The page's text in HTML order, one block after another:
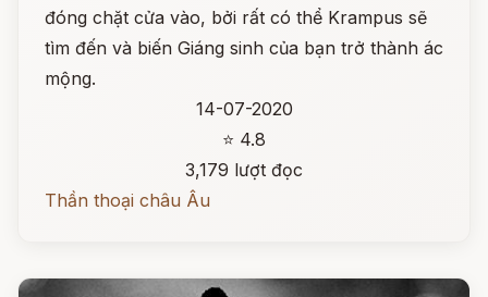
đóng chặt cửa vào, bởi rất có thể Krampus sẽ
tìm đến và biến Giáng sinh của bạn trở thành ác
mộng.
14-07-2020
⭐ 4.8
3,179 lượt đọc
Thần thoại châu Âu